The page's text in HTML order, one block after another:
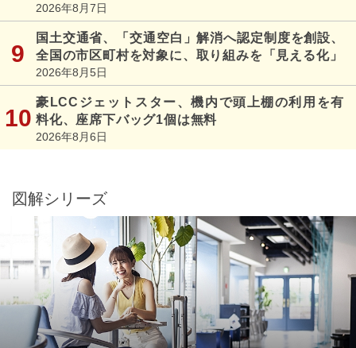
2026年8月7日
国土交通省、「交通空白」解消へ認定制度を創設、
全国の市区町村を対象に、取り組みを「見える化」
2026年8月5日
豪LCCジェットスター、機内で頭上棚の利用を有
料化、座席下バッグ1個は無料
2026年8月6日
図解シリーズ